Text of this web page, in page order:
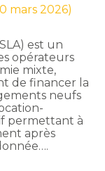
mars 2026)
est un
opérateurs
mixte,
de financer la
neufs
permettant à
après